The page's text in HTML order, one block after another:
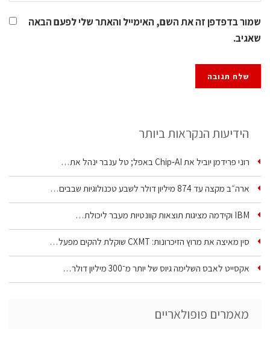
שמור בדפדפן זה את השם, האימייל והאתר שלי לפעם הבאה
שאגיב.
הידיעות הנקראות ביותר
רוני פרידמן יוביל את Chip‑AI באפל; טל ענבר ינהל את…
ארה״ב מקצה עד 874 מיליון דולר לשבע טכנולוגיות שבבים…
IBM וקידמה מציגות תוצאות קוונטיות מעבר ליכולת…
סין מאיצה את מרוץ הזיכרונות: CXMT שוקלת להקים מפעל…
אקסייט לאבס השלימה גיוס של יותר מ־300 מיליון דולר…
מאמרים פופולאריים